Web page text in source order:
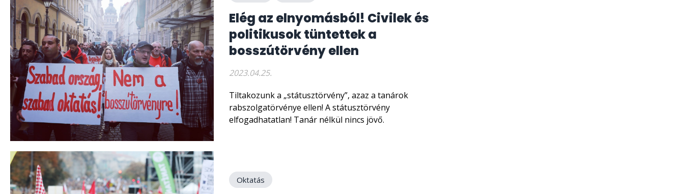
Elég az elnyomásból! Civilek és
politikusok tüntettek a
bosszútörvény ellen
2023.04.25.
Tiltakozunk a „státusztörvény”, azaz a tanárok
rabszolgatörvénye ellen! A státusztörvény
elfogadhatatlan! Tanár nélkül nincs jövő.
Oktatás